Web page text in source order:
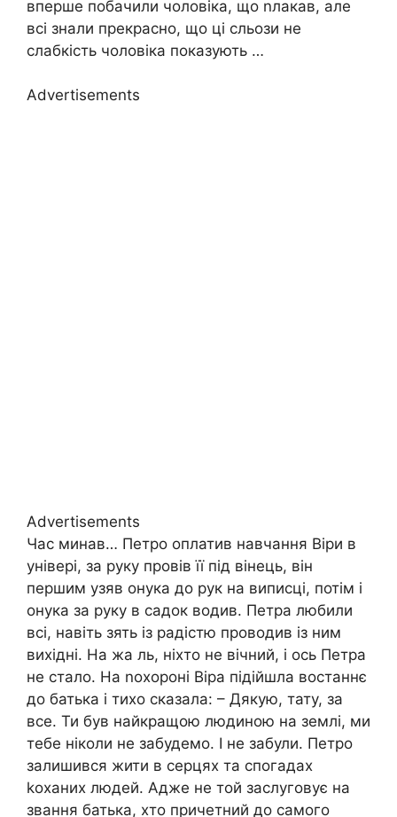
вперше побачили чоловіка, що nлакав, але
всі знали прекрасно, що ці сльози не
слабкість чоловіка показують …
Advertisements
Advertisements
Час минав… Петро оплатив навчання Віри в
універі, за руку провів її під вінець, він
першим узяв онука до рук на виписці, потім і
онука за руку в садок водив. Петра любили
всі, навіть зять із радістю проводив із ним
вихідні. На жа ль, ніхто не вічний, і ось Петра
не стало. На nохороні Віра підійшла востаннє
до батька і тихо сказала: – Дякую, тату, за
все. Ти був найкращою людиною на землі, ми
тебе ніколи не забудемо. І не забули. Петро
залишився жити в серцях та спогадах
kоханих людей. Адже не той заслуговує на
звання батька, хто причетний до самого